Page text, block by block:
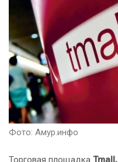
Фото: Амур.инфо
Торговая площадка Tmall,